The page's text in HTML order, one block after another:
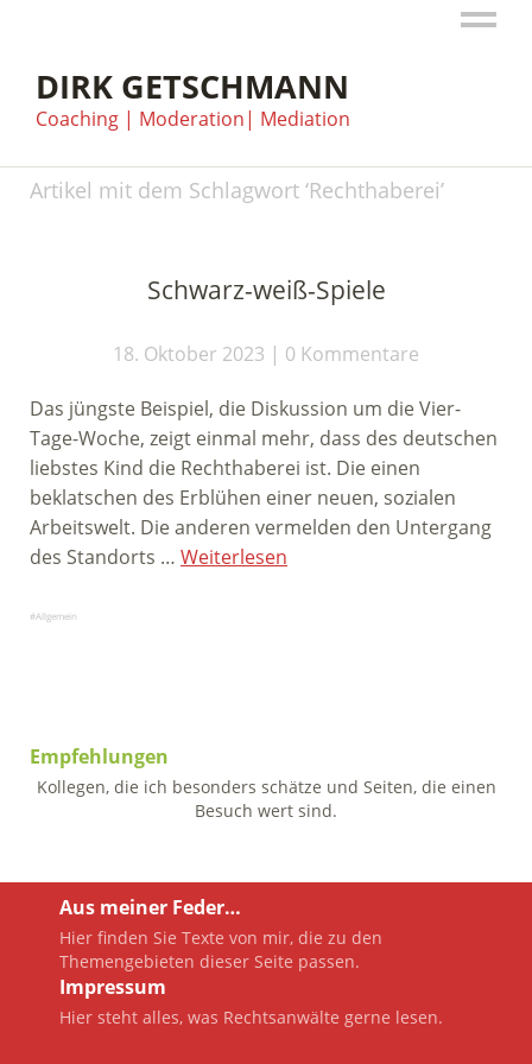
DIRK GETSCHMANN
Coaching | Moderation| Mediation
Artikel mit dem Schlagwort ‘Rechthaberei’
Schwarz-weiß-Spiele
18. Oktober 2023 0 Kommentare
Das jüngste Beispiel, die Diskussion um die Vier-
Tage-Woche, zeigt einmal mehr, dass des deutschen
liebstes Kind die Rechthaberei ist. Die einen
beklatschen des Erblühen einer neuen, sozialen
Arbeitswelt. Die anderen vermelden den Untergang
des Standorts … Weiterlesen
Allgemein
Empfehlungen
Kollegen, die ich besonders schätze und Seiten, die einen
Besuch wert sind.
Aus meiner Feder…
Hier finden Sie Texte von mir, die zu den
Themengebieten dieser Seite passen.
Impressum
Hier steht alles, was Rechtsanwälte gerne lesen.